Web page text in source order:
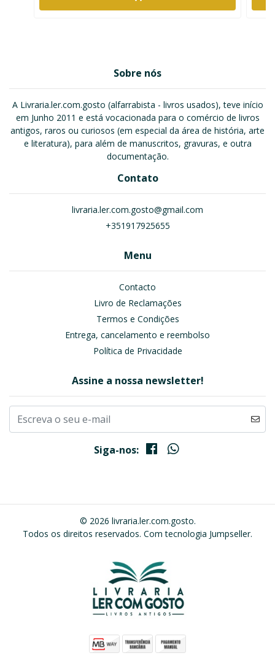
Sobre nós
A Livraria.ler.com.gosto (alfarrabista - livros usados), teve início
em Junho 2011 e está vocacionada para o comércio de livros
antigos, raros ou curiosos (em especial da área de história, arte
e literatura), para além de manuscritos, gravuras, e outra
documentação.
Contato
livraria.ler.com.gosto@gmail.com
+351917925655
Menu
Contacto
Livro de Reclamações
Termos e Condições
Entrega, cancelamento e reembolso
Política de Privacidade
Assine a nossa newsletter!
Siga-nos:
© 2026 livraria.ler.com.gosto.
Todos os direitos reservados. Com tecnologia Jumpseller.